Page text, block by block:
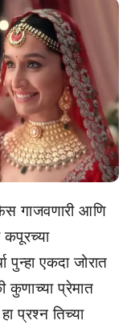
गाजवणारी आणि
एकदा जोरात
कुणाच्या प्रेमात
प्रश्न तिच्या